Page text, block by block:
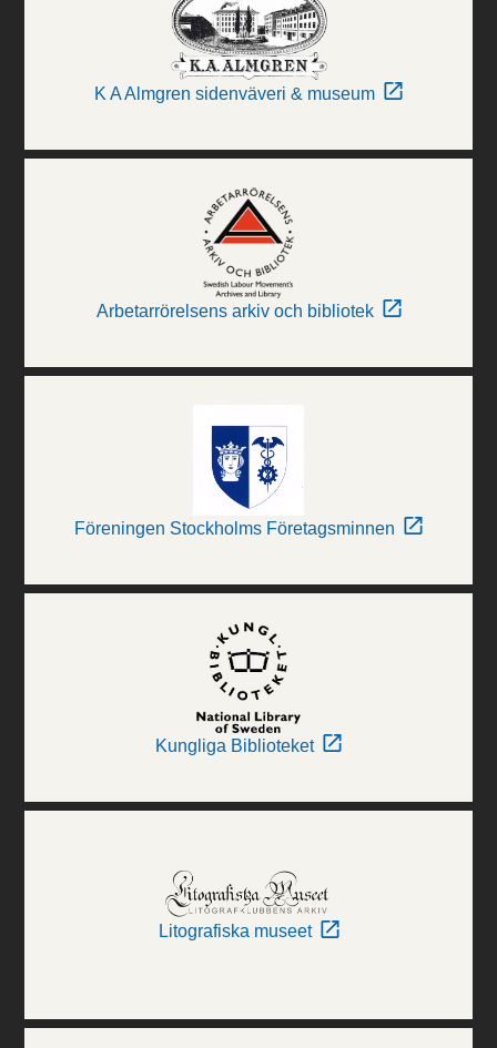
K A Almgren sidenväveri & museum
Arbetarrörelsens arkiv och bibliotek
Föreningen Stockholms Företagsminnen
Kungliga Biblioteket
Litografiska museet